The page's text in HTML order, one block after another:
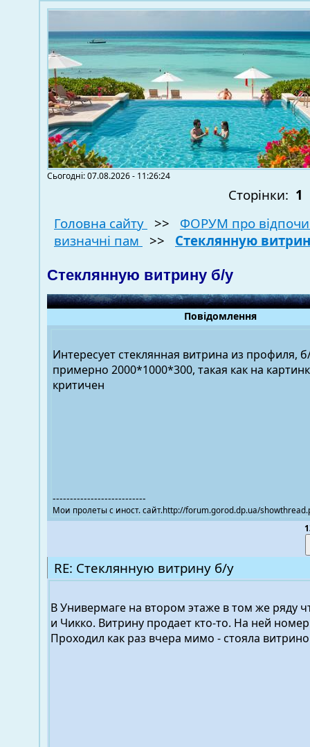
Сьогодні: 07.08.2026 - 11:26:24
Сторінки: 1
Головна сайту
>> ФОРУМ про
визначні пам
>> Стеклянную
Стеклянную витрину б/у
Повідомлення
Интересует стеклянная витрина из профиля,
примерно 2000*1000*300, такая как на
критичен
---------------------------
Мои пролеты с иност. сайт.http://forum.gorod.dp.ua/
RE: Стеклянную витрину б/у
В Универмаге на втором этаже в том же ряду
и Чикко. Витрину продает кто-то. На ней
Проходил как раз вчера мимо - стояла